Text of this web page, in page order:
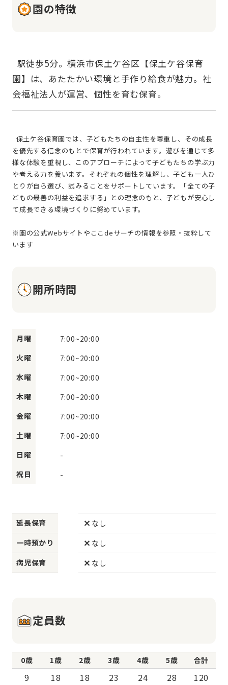
園の特徴
園】は、あたたかい環境と手作り給食が魅力。社
を優先する信念のもとで保育が行われています。遊びを通じて多
様な体験を重視し、このアプローチによって子どもたちの学ぶ力
や考える力を養います。それぞれの個性を理解し、子ども一人ひ
とりが自ら選び、試みることをサポートしています。「全ての子
どもの最善の利益を追求する」との理念のもと、子どもが安心し
て成長できる環境づくりに努めています。
※園の公式Webサイトやここdeサーチの情報を参照・抜粋して
開所時間
月曜 7:00~20:00
火曜
7:00~20:00
水曜
7:00~20:00
木曜
7:00~20:00
金曜
7:00~20:00
土曜
7:00~20:00
日曜
-
祝日
-
延長保育
なし
一時預かり
なし
病児保育
なし
定員数
0歳 1歳 2歳 3歳 4歳 5歳 合計
9 18 18 23 24 28 120